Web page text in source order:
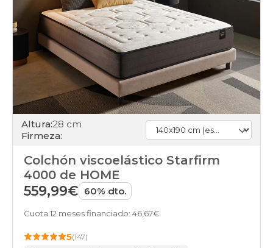
Altura:28 cm
Firmeza:
Colchón viscoelástico Starfirm
4000 de HOME
559,99€ 60% dto.
Cuota 12 meses financiado: 46,67€
5(147)